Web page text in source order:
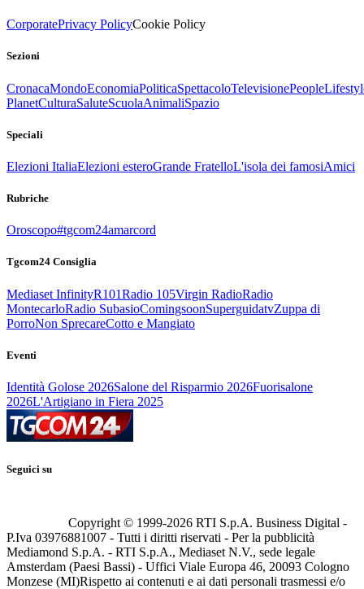
CorporatePrivacy PolicyCookie Policy
Sezioni
CronacaMondoEconomiaPoliticaSpettacoloTelevisionePeople
PlanetCulturaSaluteScuolaAnimaliSpazio
Speciali
Elezioni ItaliaElezioni esteroGrande FratelloL'isola dei famosiAmici
Rubriche
Oroscopo#tgcom24amarcord
Tgcom24 Consiglia
Mediaset InfinityR101Radio 105Virgin RadioRadio
MontecarloRadio SubasioComingsoonSuperguidatvZuppa di
PorroNon SprecareCotto e Mangiato
Eventi
Identità Golose 2026Salone del Risparmio 2026Fuorisalone
2026L'Artigiano in Fiera 2025
Seguici su
Copyright © 1999-2026 RTI S.p.A. Business Digital -
P.Iva 03976881007 - Tutti i diritti riservati - Per la pubblicità
Mediamond S.p.A. - RTI S.p.A., Mediaset N.V., sede legale
Amsterdam (Paesi Bassi) - Uffici Viale Europa 46, 20093 Cologno
Monzese (MI)Rispetto ai contenuti e ai dati personali trasmessi e/o